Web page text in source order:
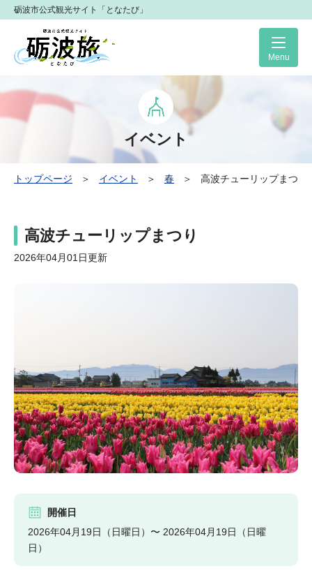
砺波市公式観光サイト「となたび」
イベント
トップページ ＞ イベント ＞ 春 ＞ 高波チューリップまつり
高波チューリップまつり
2026年04月01日更新
開催日
2026年04月19日（日曜日）〜 2026年04月19日（日曜
日）